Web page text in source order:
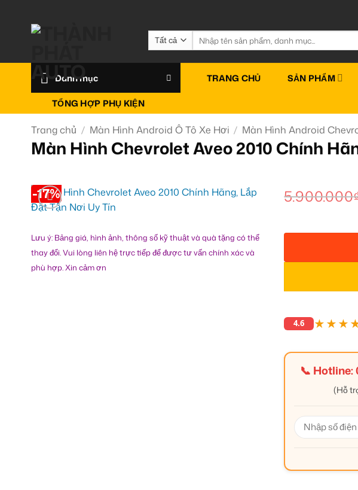
Tìm
kiếm:
Danh mục TRANG CHỦ SẢN PHẨM
TỔNG HỢP PHỤ KIỆN
Trang chủ / Màn Hình Android Ô Tô Xe Hơi / Màn Hình Android
Màn Hình Chevrolet Aveo 2010 Chính
-17%
Lưu ý: Bảng giá, hình ảnh, thông số kỹ thuật và quà tặng có thể
thay đổi. Vui lòng liên hệ trực tiếp để được tư vấn chính xác và
phù hợp. Xin cảm ơn
5.900.000
4.6
📞 Hotline:
(Hỗ